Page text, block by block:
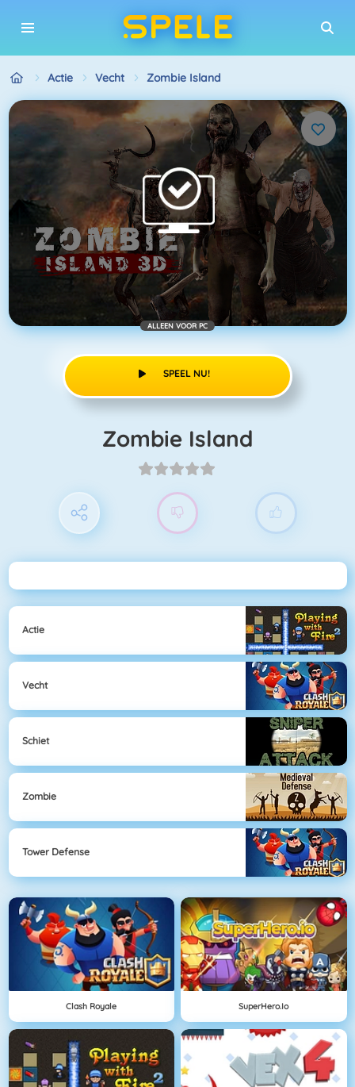
Actie Vecht Zombie Island
ALLEEN VOOR PC
SPEEL NU!
Zombie Island
Actie
Vecht
Schiet
Zombie
Tower Defense
Clash Royale SuperHero.io